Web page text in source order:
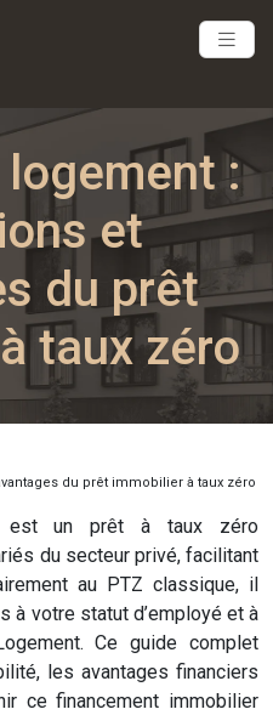
:
et
du prêt
taux zéro
du prêt immobilier à taux zéro
est un prêt à taux zéro
du secteur privé, facilitant
au PTZ classique, il
votre statut d’employé et à
Ce guide complet
les avantages financiers
ce financement immobilier